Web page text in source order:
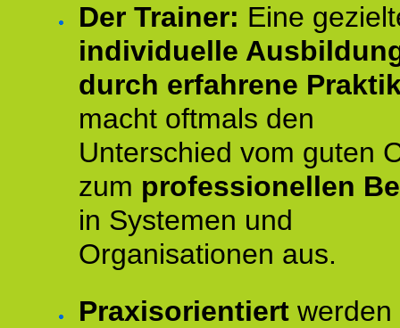
Der Trainer: Eine
individuelle
durch erfahrene
macht oftmals den
Unterschied vom guten
zum professionellen
in Systemen und
Organisationen aus.
Praxisorientiert werden